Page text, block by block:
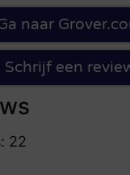
naar
Schrijf een
22